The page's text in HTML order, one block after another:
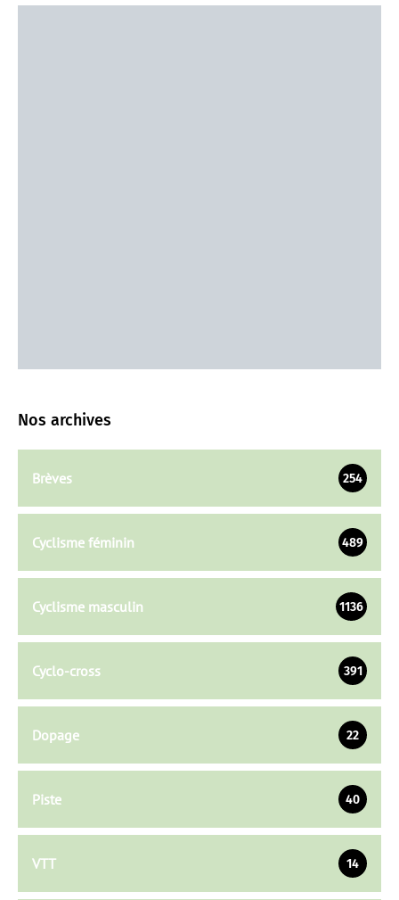
Nos archives
Brèves 254
Cyclisme féminin 489
Cyclisme masculin 1136
Cyclo-cross 391
Dopage 22
Piste 40
VTT 14